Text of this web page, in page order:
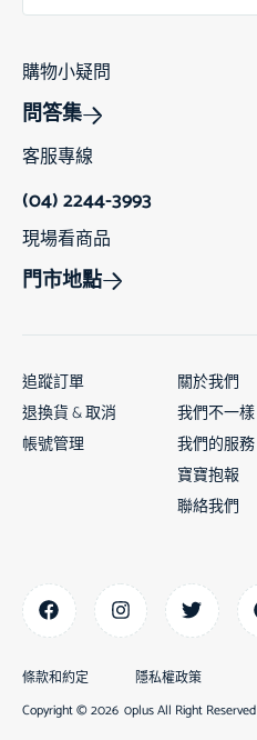
購物小疑問
問答集
客服專線
(04) 2244-3993
現場看商品
門市地點
條款和約定
隱私權政策
Copyright © 2026 0plus All Right Reserved
關於我們
我們不一樣
我們的服務
寶寶抱報
聯絡我們
追蹤訂單
退換貨 & 取消
帳號管理